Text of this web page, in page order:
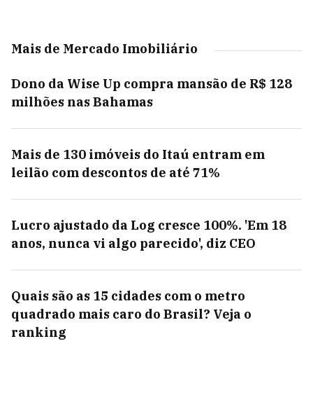
Mais de Mercado Imobiliário
Dono da Wise Up compra mansão de R$ 128
milhões nas Bahamas
Mais de 130 imóveis do Itaú entram em
leilão com descontos de até 71%
Lucro ajustado da Log cresce 100%. 'Em 18
anos, nunca vi algo parecido', diz CEO
Quais são as 15 cidades com o metro
quadrado mais caro do Brasil? Veja o
ranking